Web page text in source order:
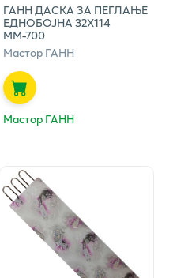
ГАНН ДАСКА ЗА ПЕГЛАЊЕ
ЕДНОБОЈНА 32Х114
ММ-700
Мастор ГАНН
Мастор ГАНН